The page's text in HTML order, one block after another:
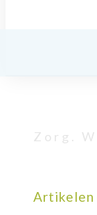
Zorg.
Artikelen